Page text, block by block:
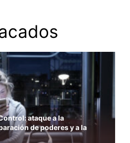
ataque a la
de poderes y a la